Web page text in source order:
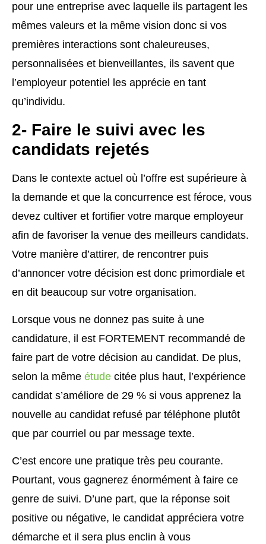
pour une entreprise avec laquelle ils partagent les
mêmes valeurs et la même vision donc si vos
premières interactions sont chaleureuses,
personnalisées et bienveillantes, ils savent que
l’employeur potentiel les apprécie en tant
qu’individu.
2- Faire le suivi avec les
candidats rejetés
Dans le contexte actuel où l’offre est supérieure à
la demande et que la concurrence est féroce, vous
devez cultiver et fortifier votre marque employeur
afin de favoriser la venue des meilleurs candidats.
Votre manière d’attirer, de rencontrer puis
d’annoncer votre décision est donc primordiale et
en dit beaucoup sur votre organisation.
Lorsque vous ne donnez pas suite à une
candidature, il est FORTEMENT recommandé de
faire part de votre décision au candidat. De plus,
selon la même étude citée plus haut, l’expérience
candidat s’améliore de 29 % si vous apprenez la
nouvelle au candidat refusé par téléphone plutôt
que par courriel ou par message texte.
C’est encore une pratique très peu courante.
Pourtant, vous gagnerez énormément à faire ce
genre de suivi. D’une part, que la réponse soit
positive ou négative, le candidat appréciera votre
démarche et il sera plus enclin à vous